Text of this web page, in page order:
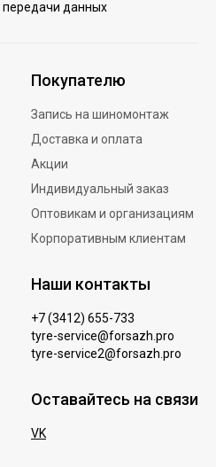
передачи данных
Покупателю
Запись на шиномонтаж
Доставка и оплата
Акции
Индивидуальный заказ
Оптовикам и организациям
Корпоративным клиентам
Наши контакты
+7 (3412) 655-733
tyre-service@forsazh.pro
tyre-service2@forsazh.pro
Оставайтесь на связи
VK